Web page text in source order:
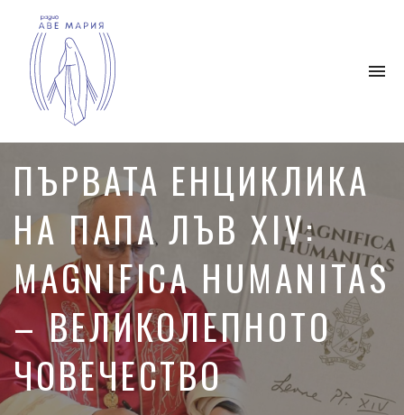
радио,
което
се
ангажира
разпространението
на
християнското
благовестие.
ПЪРВАТА ЕНЦИКЛИКА
НА ПАПА ЛЪВ XIV:
MAGNIFICA HUMANITAS
– ВЕЛИКОЛЕПНОТО
ЧОВЕЧЕСТВО